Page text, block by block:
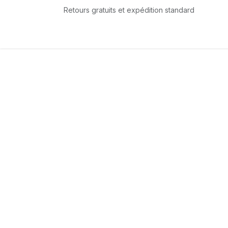
Se rendre au contenuRetours gratuits et expédition standard